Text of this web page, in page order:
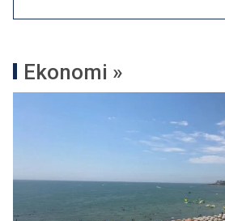
Ekonomi »